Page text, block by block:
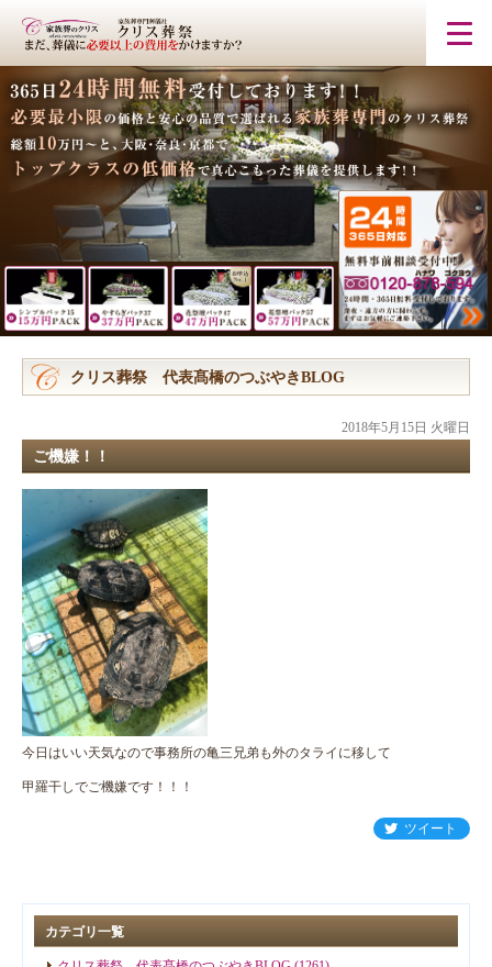
クリス葬祭 代表髙橋のつぶやきBLOG
2018年5月15日 火曜日
ご機嫌！！
今日はいい天気なので事務所の亀三兄弟も外のタライに移して
甲羅干しでご機嫌です！！！
ツイート
カテゴリ一覧